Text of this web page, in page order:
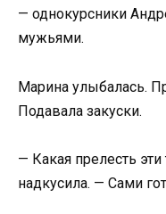
— однокурсники
мужьями.
Марина улыбалась.
Подавала закуски.
— Какая прелесть
надкусила. — Сами